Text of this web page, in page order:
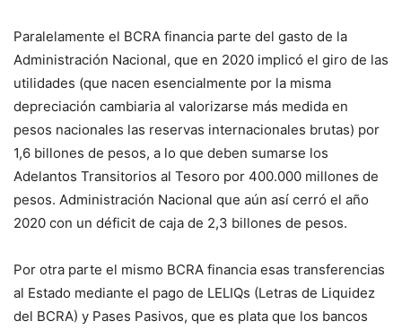
Paralelamente el BCRA financia parte del gasto de la
Administración Nacional, que en 2020 implicó el giro de las
utilidades (que nacen esencialmente por la misma
depreciación cambiaria al valorizarse más medida en
pesos nacionales las reservas internacionales brutas) por
1,6 billones de pesos, a lo que deben sumarse los
Adelantos Transitorios al Tesoro por 400.000 millones de
pesos. Administración Nacional que aún así cerró el año
2020 con un déficit de caja de 2,3 billones de pesos.
Por otra parte el mismo BCRA financia esas transferencias
al Estado mediante el pago de LELIQs (Letras de Liquidez
del BCRA) y Pases Pasivos, que es plata que los bancos